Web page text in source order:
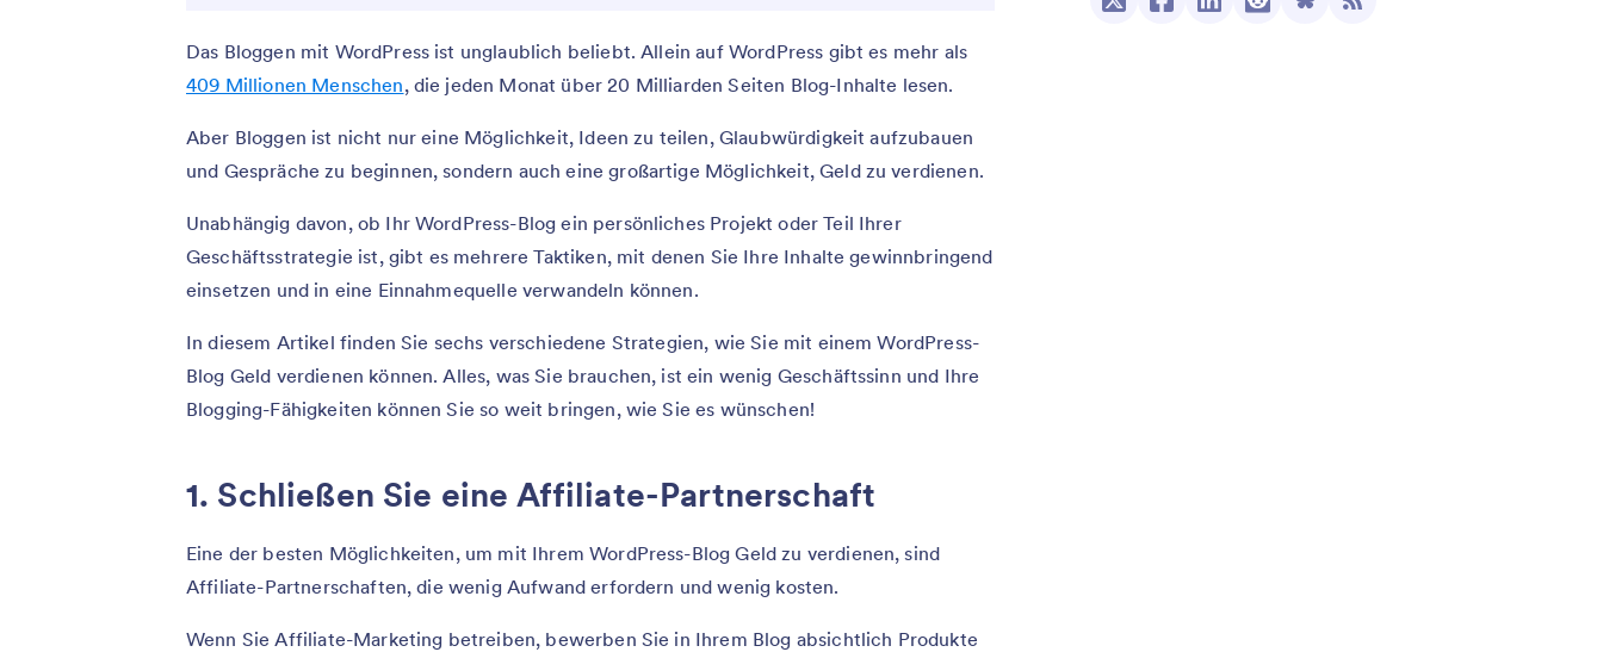
Das Bloggen mit WordPress ist unglaublich beliebt. Allein auf WordPress gibt es mehr als
409 Millionen Menschen, die jeden Monat über 20 Milliarden Seiten Blog-Inhalte lesen.
Aber Bloggen ist nicht nur eine Möglichkeit, Ideen zu teilen, Glaubwürdigkeit aufzubauen
und Gespräche zu beginnen, sondern auch eine großartige Möglichkeit, Geld zu verdienen.
Unabhängig davon, ob Ihr WordPress-Blog ein persönliches Projekt oder Teil Ihrer
Geschäftsstrategie ist, gibt es mehrere Taktiken, mit denen Sie Ihre Inhalte gewinnbringend
einsetzen und in eine Einnahmequelle verwandeln können.
In diesem Artikel finden Sie sechs verschiedene Strategien, wie Sie mit einem WordPress-
Blog Geld verdienen können. Alles, was Sie brauchen, ist ein wenig Geschäftssinn und Ihre
Blogging-Fähigkeiten können Sie so weit bringen, wie Sie es wünschen!
1. Schließen Sie eine Affiliate-Partnerschaft
Eine der besten Möglichkeiten, um mit Ihrem WordPress-Blog Geld zu verdienen, sind
Affiliate-Partnerschaften, die wenig Aufwand erfordern und wenig kosten.
Wenn Sie Affiliate-Marketing betreiben, bewerben Sie in Ihrem Blog absichtlich Produkte